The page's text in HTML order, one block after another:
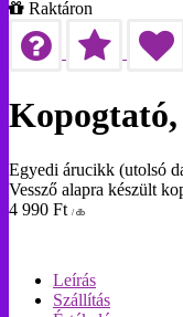
Raktáron
Egyedi árucikk (utolsó
Vessző alapra készült
4 990 Ft / db
Leírás
Szállítás